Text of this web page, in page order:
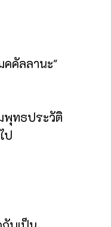
คคัลลานะ"
พุทธประวัติ
ป